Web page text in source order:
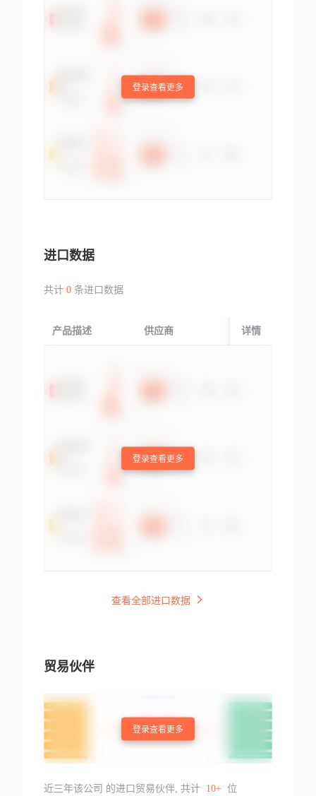
登录查看更多
进口数据
共计 0条进口数据
产品描述 供应商 起运国/地区
详情
登录查看更多
查看全部进口数据
贸易伙伴
登录查看更多
近三年该公司 的进口贸易伙伴, 共计 10+ 位